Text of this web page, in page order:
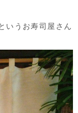
いうお寿司屋さん